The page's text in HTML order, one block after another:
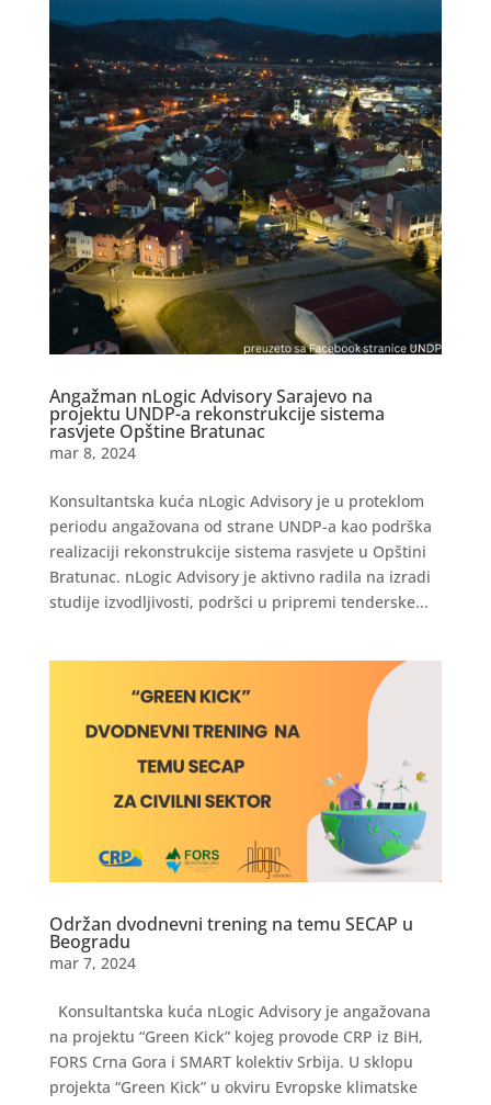
Angažman nLogic Advisory Sarajevo na
projektu UNDP-a rekonstrukcije sistema
rasvjete Opštine Bratunac
mar 8, 2024
Konsultantska kuća nLogic Advisory je u proteklom
periodu angažovana od strane UNDP-a kao podrška
realizaciji rekonstrukcije sistema rasvjete u Opštini
Bratunac. nLogic Advisory je aktivno radila na izradi
studije izvodljivosti, podršci u pripremi tenderske...
Održan dvodnevni trening na temu SECAP u
Beogradu
mar 7, 2024
Konsultantska kuća nLogic Advisory je angažovana
na projektu “Green Kick” kojeg provode CRP iz BiH,
FORS Crna Gora i SMART kolektiv Srbija. U sklopu
projekta “Green Kick” u okviru Evropske klimatske